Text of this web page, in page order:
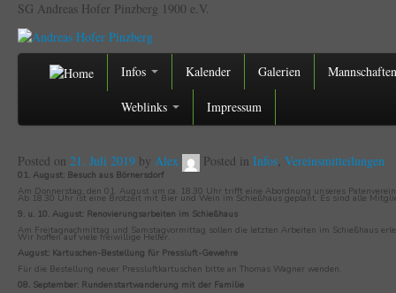
SG Andreas Hofer Pinzberg 1900 e.V.
Infos Kalender Galerien
Weblinks Impressum
Posted on 21. Juli 2019 by Alex Posted in Infos, Vereinsmitteilungen
01. August: Besuch aus Börnersdorf
Am Donnerstag, den 01. August um ca. 18.30 Uhr trifft eine Abordnung unseres
Ab 18.30 Uhr ist eine Brotzeit mit Bier und Wein im Schießhaus geplant. Es sind alle
9. u. 10. August: Renovierungsarbeiten im Schießhaus
Am Freitagnachmittag und Samstagvormittag sollen die letzten Arbeiten im Schießhaus
Wir hoffen auf viele freiwillige Helfer.
August: Kartuschen-Bestellung für Pressluft-Gewehre
Für die Bestellung neuer Pressluftkartuschen bitte an Thomas Wagner wenden.
08. September: Rundenstartwanderung mit der Familie